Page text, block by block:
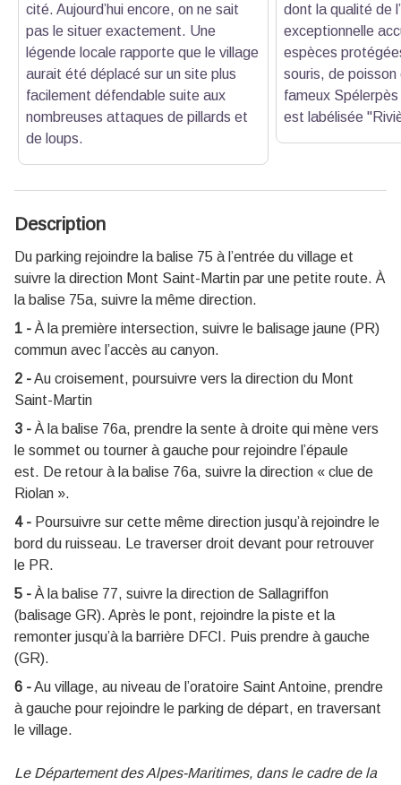
cité. Aujourd’hui encore, on ne sait
pas le situer exactement. Une
légende locale rapporte que le village
aurait été déplacé sur un site plus
facilement défendable suite aux
nombreuses attaques de pillards et
de loups.
dont la qualité de
exceptionnelle
espèces
souris, de poisson
fameux
est labélisée
Description
Du parking rejoindre la balise 75 à l’entrée du village et
suivre la direction Mont Saint-Martin par une petite route. À
la balise 75a, suivre la même direction.
1 - À la première intersection, suivre le balisage jaune (PR)
commun avec l’accès au canyon.
2 -Au croisement, poursuivre vers la direction du Mont
Saint-Martin
3 - À la balise 76a, prendre la sente à droite qui mène vers
le sommet ou tourner à gauche pour rejoindre l’épaule
est. De retour à la balise 76a, suivre la direction « clue de
Riolan ».
4 - Poursuivre sur cette même direction jusqu’à rejoindre le
bord du ruisseau. Le traverser droit devant pour retrouver
le PR.
5 - À la balise 77, suivre la direction de Sallagriffon
(balisage GR). Après le pont, rejoindre la piste et la
remonter jusqu’à la barrière DFCI. Puis prendre à gauche
(GR).
6 -Au village, au niveau de l’oratoire Saint Antoine, prendre
à gauche pour rejoindre le parking de départ, en traversant
le village.
Le Département des Alpes-Maritimes, dans le cadre de la